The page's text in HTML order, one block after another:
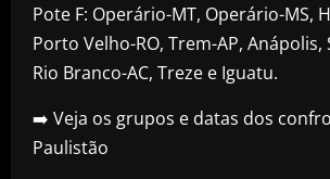
Pote F: Operário-MT, Operário-MS,
Porto Velho-RO, Trem-AP, Anápolis,
Rio Branco-AC, Treze e Iguatu.
➡️ Veja os grupos e datas dos
Paulistão